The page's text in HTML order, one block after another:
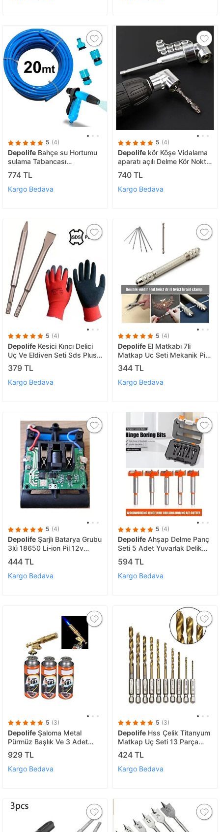
5 (4)
Depolife Bahçe su Hortumu
sulama Tabancası
Yağmurlama sprey ve
bağlantı kaplinleri seti 20mt
hortumlu
774 TL
Kargo Bedava
5 (4)
Depolife kör Köşe Vidalama
aparatı açılı Delme Kör Nokta
Aparatı 1/4 Hex Matkap
Adaptörü Kısa Ve Uzun
Altıgen bit giriş
740 TL
Kargo Bedava
5 (4)
Depolife Kesici Kırıcı Delici
Uç Ve Eldiven Seti Sds Plus
Keski Hilti Ucu Seti Keski
Murç
379 TL
Kargo Bedava
5 (4)
Depolife El Matkabı 7li
Matkap Uc Seti Mekanik Pim
Mengenesi Hassas
Elektronikçi Saatçi Boncuk
Delme Aleti
344 TL
Kargo Bedava
5 (4)
Depolife Şarjlı Batarya Grubu
3lü 18650 Li-ion Pil 12v
2000 Mah Pcbli Şarj Bms
Devreli Pil Seti Okul Proje
444 TL
Kargo Bedava
5 (4)
Depolife Ahşap Delme Panç
Seti 5 Adet Yuvarlak Delik
Açma Freze Ucu Matkap
Panç Seti Tas Menteşe Yuva
Açma Seti Çantalı
594 TL
Kargo Bedava
5 (3)
Depolife Şaloma Metal
Pürmüz Başlık Ve 3 Adet
Gaz Seti Tamirci Kaynak
Çakmağı Çakmaklı Pürmüz
Kafası Torch
929 TL
Kargo Bedava
5 (3)
Depolife Hss Çelik Titanyum
Matkap Uç Seti 13 Parça
Altıgen Saplı 1/4 Hex Ahşap
Metal alüminyum Delme Uç
Takımı
424 TL
Kargo Bedava